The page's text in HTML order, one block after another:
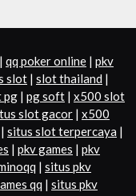
| qq poker online | pkv
slot | slot thailand |
pg | pg soft | x500 slot
slot gacor | x500
| situs slot terpercaya |
| pkv games | pkv
| situs pkv
qq | situs pkv